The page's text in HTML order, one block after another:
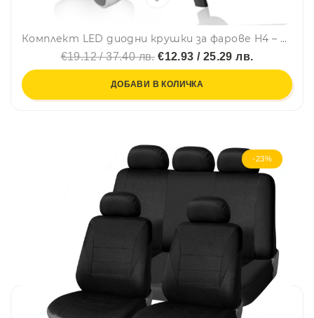
Комплект LED диодни крушки за фарове H4 – LED Headlight, 72W, 9-32V
€19.12 / 37.40 лв.€12.93 / 25.29 лв.
ДОБАВИ В КОЛИЧКА
-23%